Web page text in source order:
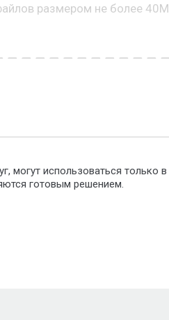
размером не более
могут использоваться
готовым решением.